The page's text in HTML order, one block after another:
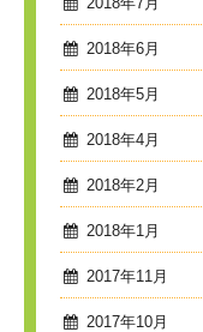
2018年7月
2018年6月
2018年5月
2018年4月
2018年2月
2018年1月
2017年11月
2017年10月